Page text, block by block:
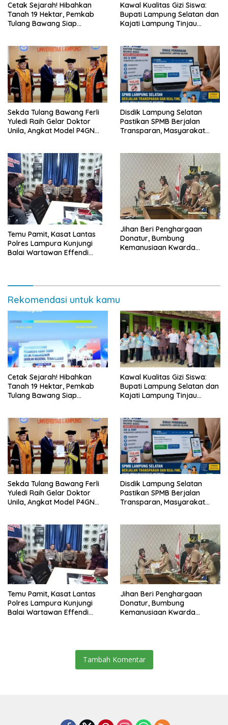
Cetak Sejarah! Hibahkan
Tanah 19 Hektar, Pemkab
Tulang Bawang Siap
Lampung
Kawal Kualitas Gizi Siswa:
Bupati Lampung Selatan dan
Kajati Lampung Tinjau
Sekda Tulang Bawang Ferli
Yuledi Raih Gelar Doktor
Unila, Angkat Model P4GN
Disdik Lampung Selatan
Pastikan SPMB Berjalan
Transparan, Masyarakat
Temu Pamit, Kasat Lantas
Polres Lampura Kunjungi
Balai Wartawan Effendi
Jihan Beri Penghargaan
Donatur, Bumbung
Kemanusiaan Kwarda
Rekomendasi untuk kamu
Cetak Sejarah! Hibahkan
Tanah 19 Hektar, Pemkab
Tulang Bawang Siap
Lampung
Kawal Kualitas Gizi Siswa:
Bupati Lampung Selatan dan
Kajati Lampung Tinjau
Sekda Tulang Bawang Ferli
Yuledi Raih Gelar Doktor
Unila, Angkat Model P4GN
Disdik Lampung Selatan
Pastikan SPMB Berjalan
Transparan, Masyarakat
Temu Pamit, Kasat Lantas
Polres Lampura Kunjungi
Balai Wartawan Effendi
Jihan Beri Penghargaan
Donatur, Bumbung
Kemanusiaan Kwarda
Tambah Komentar